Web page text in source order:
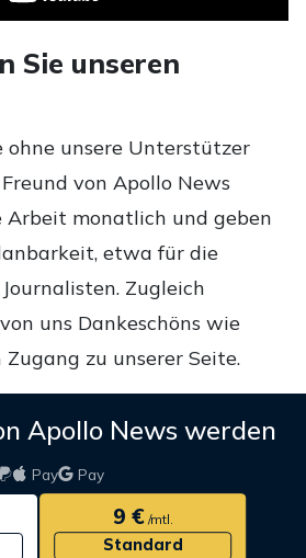
Sie unseren
ohne unsere Unterstützer
von Apollo News
Arbeit monatlich und geben
etwa für die
Zugleich
uns Dankeschöns wie
zu unserer Seite.
Apollo News werden
Pay Pay
9 €/mtl.
Standard